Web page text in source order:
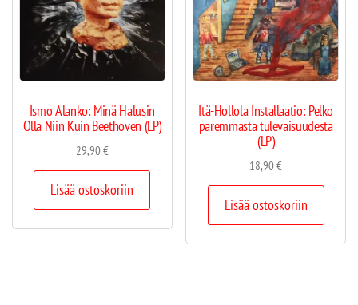
Ismo Alanko: Minä Halusin
Olla Niin Kuin Beethoven (LP)
29,90€
Lisää ostoskoriin
Itä-Hollola Installaatio: Pelko
paremmasta tulevaisuudesta
(LP)
18,90€
Lisää ostoskoriin